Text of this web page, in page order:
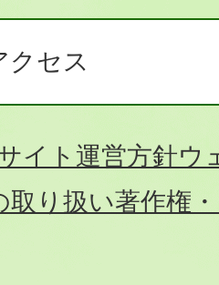
クセス
イト運営方針ウ
取り扱い著作権